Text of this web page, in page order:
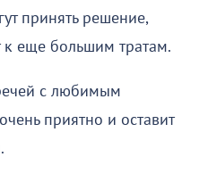
принять решение,
к еще большим тратам.
с любимым
приятно и оставит